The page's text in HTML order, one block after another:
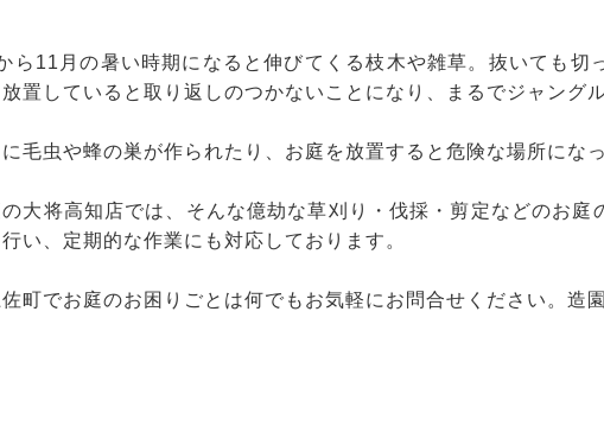
ら11月の暑い時期になると伸びてくる枝木や雑草。抜いても
放置していると取り返しのつかないことになり、まるでジャング
に毛虫や蜂の巣が作られたり、お庭を放置すると危険な場所にな
大将高知店では、そんな億劫な草刈り・伐採・剪定などのお
行い、定期的な作業にも対応しております。
町でお庭のお困りごとは何でもお気軽にお問合せください。造